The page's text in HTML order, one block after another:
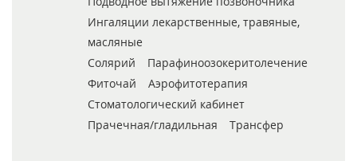
Ингаляции лекарственные, травяные,
масляные
Солярий
Парафиноозокеритолечение
Фиточай
Аэрофитотерапия
Стоматологический кабинет
Прачечная/гладильная
Трансфер